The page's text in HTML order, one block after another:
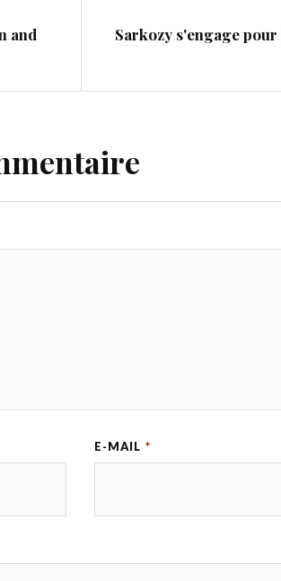
and
Sarkozy s'engage
E-MAIL *